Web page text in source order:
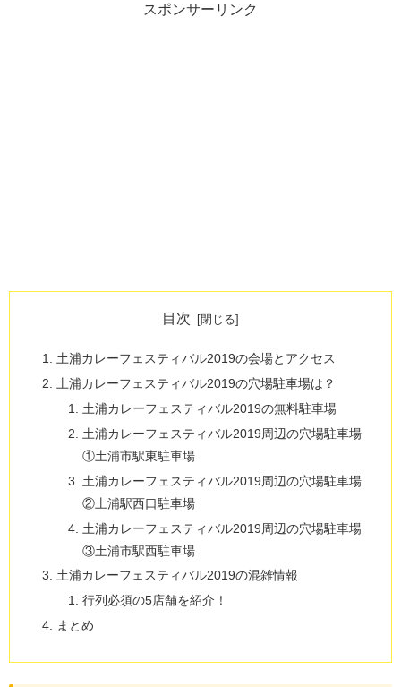
スポンサーリンク
目次
土浦カレーフェスティバル2019の会場とアクセス
土浦カレーフェスティバル2019の穴場駐車場は？
土浦カレーフェスティバル2019の無料駐車場
土浦カレーフェスティバル2019周辺の穴場駐車場
①土浦市駅東駐車場
土浦カレーフェスティバル2019周辺の穴場駐車場
②土浦駅西口駐車場
土浦カレーフェスティバル2019周辺の穴場駐車場
③土浦市駅西駐車場
土浦カレーフェスティバル2019の混雑情報
行列必須の5店舗を紹介！
まとめ